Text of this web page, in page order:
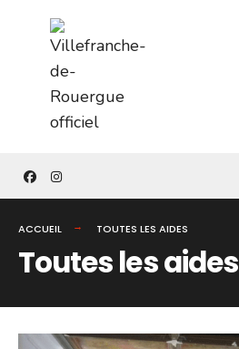
content
ACCUEIL TOUTES LES AIDES
Toutes les aides
for: